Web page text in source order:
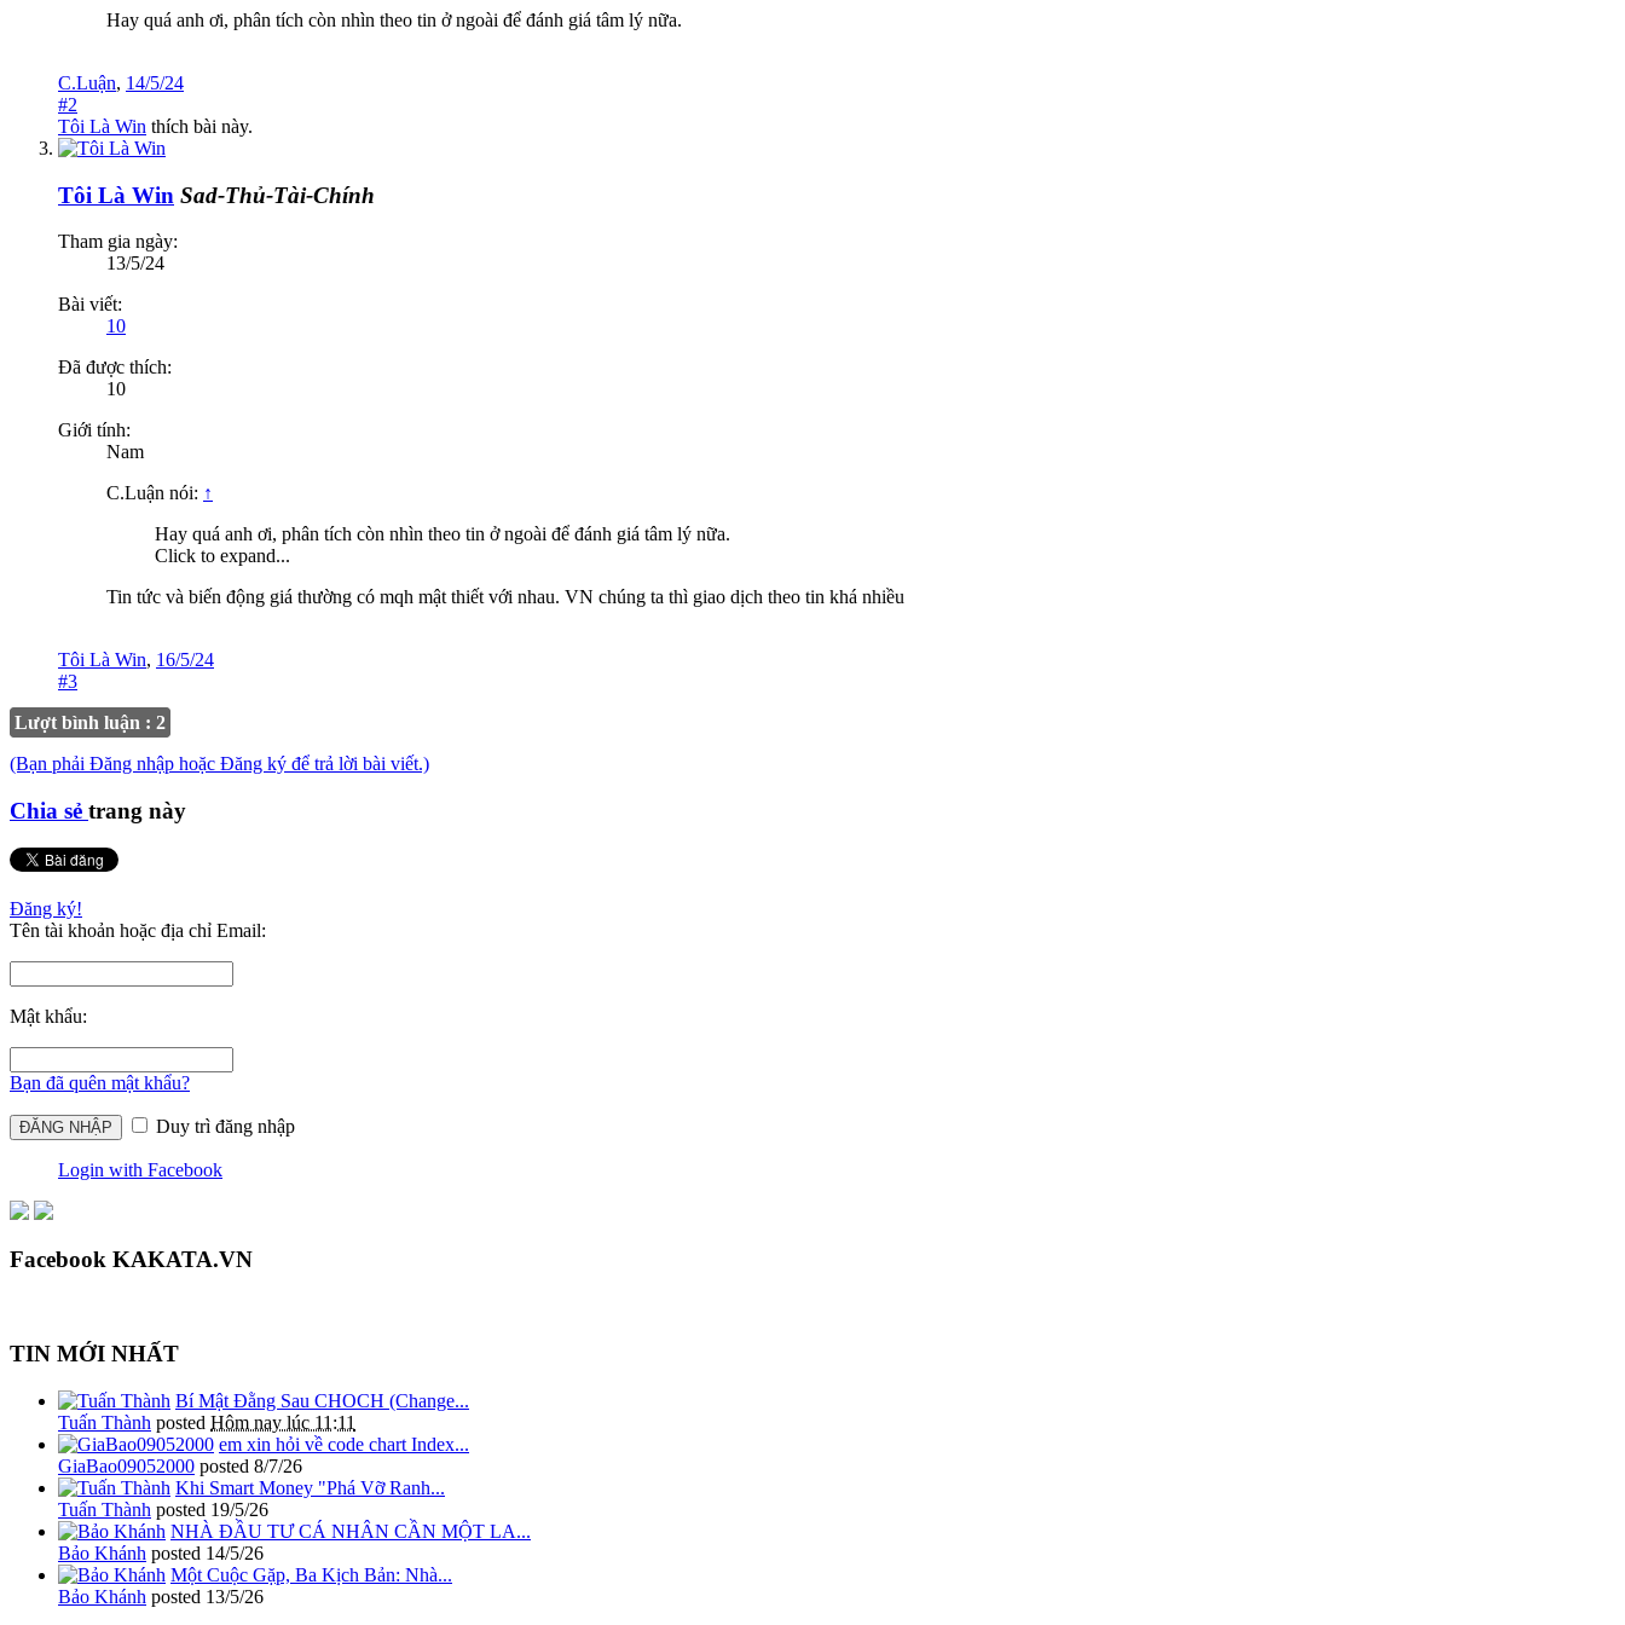
Hay quá anh ơi, phân tích còn nhìn theo tin ở ngoài để đánh giá tâm lý nữa.
C.Luận, 14/5/24
#2
Tôi Là Win thích bài này.
Tôi Là Win Sad-Thủ-Tài-Chính
Tham gia ngày:
13/5/24
Bài viết:
10
Đã được thích:
10
Giới tính:
Nam
C.Luận nói: ↑
Hay quá anh ơi, phân tích còn nhìn theo tin ở ngoài để đánh giá tâm lý nữa.
Click to expand...
Tin tức và biến động giá thường có mqh mật thiết với nhau. VN chúng ta thì giao dịch theo tin khá nhiều
Tôi Là Win, 16/5/24
#3
Lượt bình luận : 2
(Bạn phải Đăng nhập hoặc Đăng ký để trả lời bài viết.)
Chia sẻ trang này
Đăng ký!
Tên tài khoản hoặc địa chỉ Email:
Mật khẩu:
Bạn đã quên mật khẩu?
Duy trì đăng nhập
Login with Facebook
Facebook KAKATA.VN
TIN MỚI NHẤT
Bí Mật Đằng Sau CHOCH (Change...
Tuấn Thành posted Hôm nay lúc 11:11
em xin hỏi về code chart Index...
GiaBao09052000 posted 8/7/26
Khi Smart Money "Phá Vỡ Ranh...
Tuấn Thành posted 19/5/26
NHÀ ĐẦU TƯ CÁ NHÂN CẦN MỘT LA...
Bảo Khánh posted 14/5/26
Một Cuộc Gặp, Ba Kịch Bản: Nhà...
Bảo Khánh posted 13/5/26